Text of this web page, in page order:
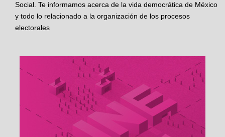
Social. Te informamos acerca de la vida democrática de México
y todo lo relacionado a la organización de los procesos
electorales